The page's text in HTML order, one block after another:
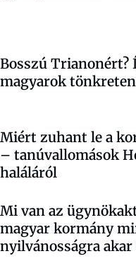
Bosszú Trianonért?
magyarok
Miért zuhant le a
– tanúvallomások
haláláról
Mi van az
magyar kormány
nyilvánosságra akar